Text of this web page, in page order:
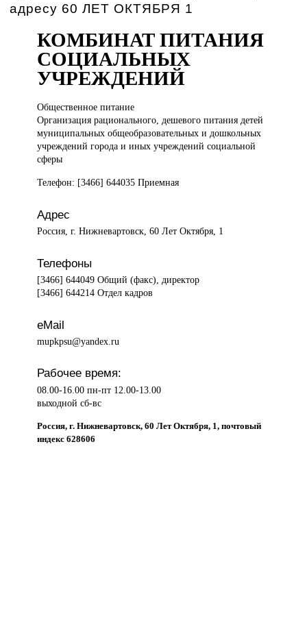
адресу 60 ЛЕТ ОКТЯБРЯ 1
КОМБИНАТ ПИТАНИЯ
СОЦИАЛЬНЫХ
УЧРЕЖДЕНИЙ
Общественное питание
Организация рационального, дешевого питания детей
муниципальных общеобразовательных и дошкольных
учреждений города и иных учреждений социальной
сферы
Телефон: [3466] 644035 Приемная
Адрес
Россия, г. Нижневартовск, 60 Лет Октября, 1
Телефоны
[3466] 644049 Общий (факс), директор
[3466] 644214 Отдел кадров
eMail
mupkpsu@yandex.ru
Рабочее время:
08.00-16.00 пн-пт 12.00-13.00
выходной сб-вс
Россия, г. Нижневартовск, 60 Лет Октября, 1, почтовый
индекс 628606